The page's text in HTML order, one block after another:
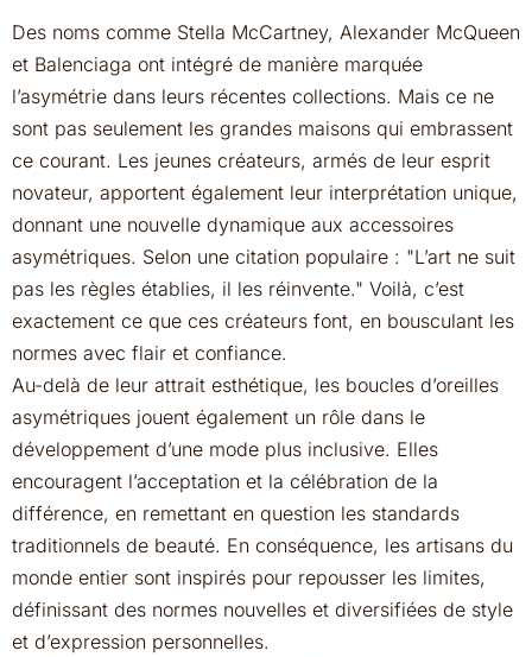
Des noms comme Stella McCartney, Alexander McQueen
et Balenciaga ont intégré de manière marquée
l’asymétrie dans leurs récentes collections. Mais ce ne
sont pas seulement les grandes maisons qui embrassent
ce courant. Les jeunes créateurs, armés de leur esprit
novateur, apportent également leur interprétation unique,
donnant une nouvelle dynamique aux accessoires
asymétriques. Selon une citation populaire :
L’art ne suit
pas les règles établies, il les réinvente.
Voilà, c’est
exactement ce que ces créateurs font, en bousculant les
normes avec flair et confiance.
Au-delà de leur attrait esthétique, les boucles d’oreilles
asymétriques jouent également un rôle dans le
développement d’une mode plus inclusive. Elles
encouragent l’acceptation et la célébration de la
différence, en remettant en question les standards
traditionnels de beauté. En conséquence, les artisans du
monde entier sont inspirés pour repousser les limites,
définissant des normes nouvelles et diversifiées de style
et d’expression personnelles.